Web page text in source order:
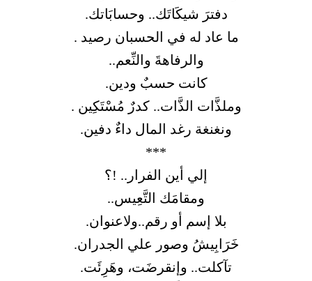
دفترَ شيكَاتَك.. وحسابَاتك.
ما عاد له في الحسبان رصيد .
والرفاهةَ والنِّعم..
كانت حسبٌ ودين.
وملذَّات الذَّات.. كدرٌ مُسْتَكِين .
ونغنغة رغد المال داءٌ دفين.
***
إلي أين الفرار.. !؟
ومقامَك التَّعِيس..
بلا إسم أو رقم..ولاعنوان.
خَرَابِيشُ وصور علي الجدران.
تآكلت.. وإنقرضَت، وهَرِئَت.